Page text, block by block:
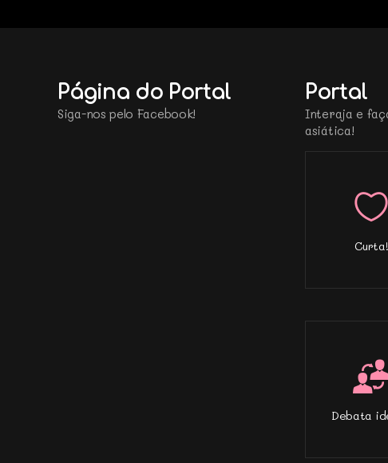
Página do Portal
Siga-nos pelo Facebook!
Portal
Interaja e
asiática!
Curta!
Debata